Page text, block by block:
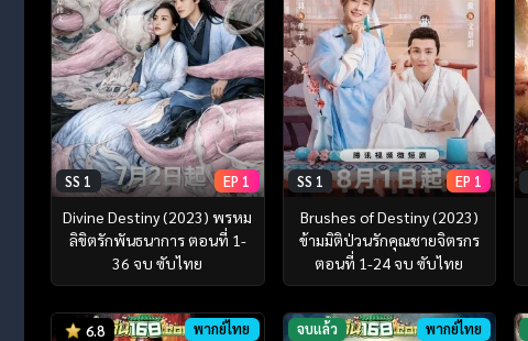
SS 1 EP 1
Divine Destiny (2023) พรหม
ลิขิตรักพันธนาการ ตอนที่ 1-
36 จบ ซับไทย
SS 1 EP 1
Brushes of Destiny (2023)
ข้ามมิติป่วนรักคุณชายจิตรกร
ตอนที่ 1-24 จบ ซับไทย
6.8 พากย์ไทย จบแล้ว พากย์ไทย